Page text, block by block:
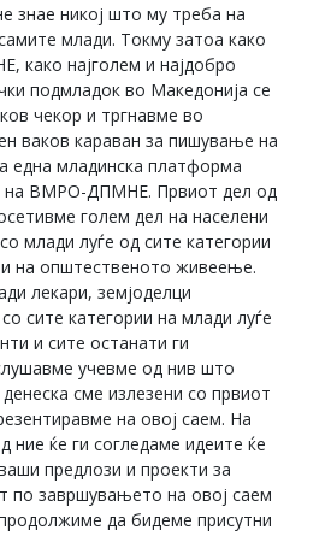
знае никој што му треба на
млади. Токму затоа како
најголем и најдобро
подмладок во Македонија се
чекор и тргнавме во
ваков караван за пишување на
една младинска платформа
на ВМРО-ДПМНЕ. Првиот дел од
голем дел на населени
млади луѓе од сите категории
на општественото живеење.
лекари, земјоделци
сите категории на млади луѓе
и сите останати ги
учевме од нив што
сме излезени со првиот
на овој саем. На
ние ќе ги согледаме идеите ќе
предлози и проекти за
по завршувањето на овој саем
да бидеме присутни